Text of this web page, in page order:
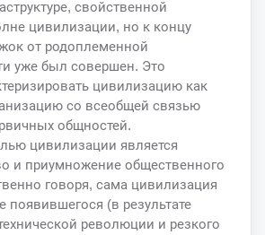
свойственной
цивилизации, но к концу
от родоплеменной
уже был совершен. Это
цивилизацию как
со всеобщей связью
общностей.
цивилизации является
и приумножение общественного
говоря, сама цивилизация
появившегося (в результате
революции и резкого